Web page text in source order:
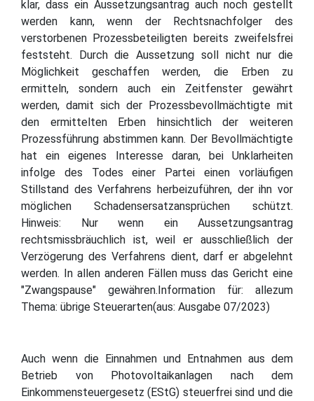
klar, dass ein Aussetzungsantrag auch noch gestellt
werden kann, wenn der Rechtsnachfolger des
verstorbenen Prozessbeteiligten bereits zweifelsfrei
feststeht. Durch die Aussetzung soll nicht nur die
Möglichkeit geschaffen werden, die Erben zu
ermitteln, sondern auch ein Zeitfenster gewährt
werden, damit sich der Prozessbevollmächtigte mit
den ermittelten Erben hinsichtlich der weiteren
Prozessführung abstimmen kann. Der Bevollmächtigte
hat ein eigenes Interesse daran, bei Unklarheiten
infolge des Todes einer Partei einen vorläufigen
Stillstand des Verfahrens herbeizuführen, der ihn vor
möglichen Schadensersatzansprüchen schützt.
Hinweis: Nur wenn ein Aussetzungsantrag
rechtsmissbräuchlich ist, weil er ausschließlich der
Verzögerung des Verfahrens dient, darf er abgelehnt
werden. In allen anderen Fällen muss das Gericht eine
"Zwangspause" gewähren.Information für: allezum
Thema: übrige Steuerarten(aus: Ausgabe 07/2023)
Auch wenn die Einnahmen und Entnahmen aus dem
Betrieb von Photovoltaikanlagen nach dem
Einkommensteuergesetz (EStG) steuerfrei sind und die